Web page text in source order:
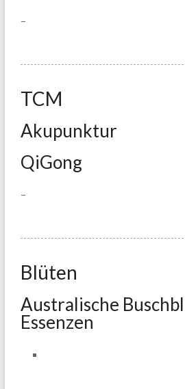
–
TCM
Akupunktur
QiGong
–
Blüten
Australische
Essenzen